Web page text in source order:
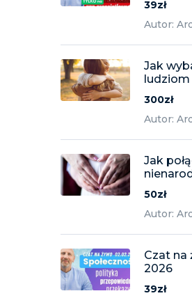
39zł
Autor:
Jak
ludziom
300zł
Autor:
Jak
50zł
Autor:
Czat na
2026
39zł